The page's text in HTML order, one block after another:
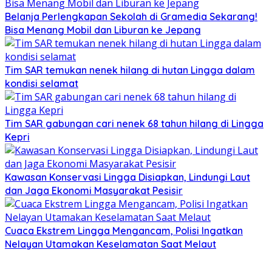
Belanja Perlengkapan Sekolah di Gramedia Sekarang!
Bisa Menang Mobil dan Liburan ke Jepang
Tim SAR temukan nenek hilang di hutan Lingga dalam
kondisi selamat
Tim SAR gabungan cari nenek 68 tahun hilang di Lingga
Kepri
Kawasan Konservasi Lingga Disiapkan, Lindungi Laut
dan Jaga Ekonomi Masyarakat Pesisir
Cuaca Ekstrem Lingga Mengancam, Polisi Ingatkan
Nelayan Utamakan Keselamatan Saat Melaut